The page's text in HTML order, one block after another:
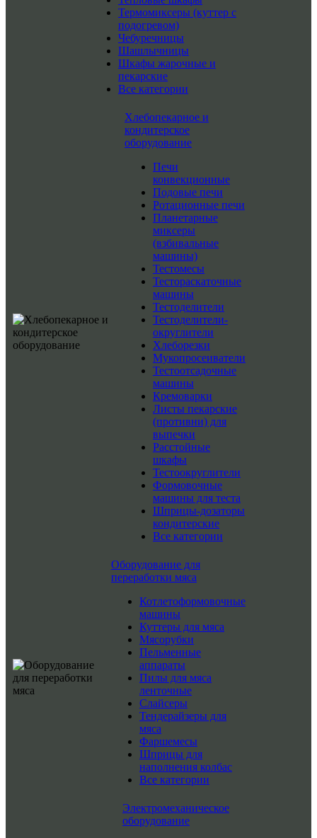
Термомиксеры (куттер с
подогревом)
Чебуречницы
Шашлычницы
Шкафы жарочные и
пекарские
Все категории
Хлебопекарное и
кондитерское
оборудование
Печи
конвекционные
Подовые печи
Ротационные печи
Планетарные
миксеры
(взбивальные
машины)
Тестомесы
Тестораскаточные
машины
Тестоделители
Тестоделители-
округлители
Хлеборезки
Мукопросеиватели
Тестоотсадочные
машины
Кремоварки
Листы пекарские
(противни) для
выпечки
Расстойные
шкафы
Тестоокруглители
Формовочные
машины для теста
Шприцы-дозаторы
кондитерские
Все категории
Оборудование для
переработки мяса
Котлетоформовочные
машины
Куттеры для мяса
Мясорубки
Пельменные
аппараты
Пилы для мяса
ленточные
Слайсеры
Тендерайзеры для
мяса
Фаршемесы
Шприцы для
наполнения колбас
Все категории
Электромеханическое
оборудование